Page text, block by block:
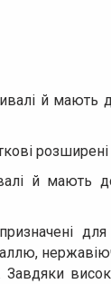
й мають
й мають
для